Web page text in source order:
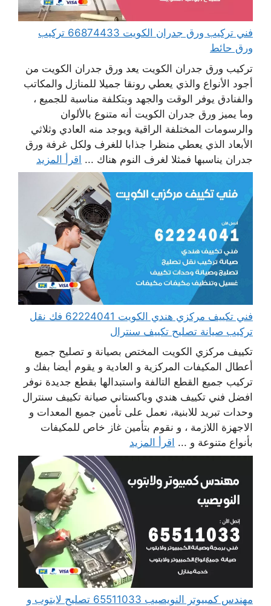
فني تركيب ورق جدران الكويت 66874433 تركيب
ورق حائط
تركيب ورق جدران الكويت يعد ورق جدران الكويت من
أجود الأنواع والذي يعطي رونقا جميلا للمنازل والمكاتب
والفنادق يوفر الوقت والجهد وبتكلفة مناسبة للجميع ،
وما يميز ورق جدران الكويت أنه متنوع بالألوان
والرسومات المختلفة الراقية ويوجد منه العادي وثلاثي
الأبعاد الذي يعطي منظرا جذابا للغرف ولكل غرفة ورق
جدران يناسبها فمثلا لغرف النوم هناك ... اقرأ المزيد
فني تكييف مركزي هندي الكويت 62224041 فك نقل
تركيب صيانة تصليح تكييف سنترال
تكييف مركزي الكويت المختص بصيانة و تصليح جميع
أعطال المكيفات المركزية و العادية و يقوم أيضا بفك و
تركيب جميع القطع التالفة واستبدالها بقطع جديدة نوفر
افضل فني تكييف هندي وباكستاني صيانة تكييف سنترال
وحدات تبريد للابنية، نعمل على تأمين جميع المعدات و
الاجهزة اللازمة ، و نقوم بتأمين غاز خاص للمكيفات
بأنواع متنوعة و ... اقرأ المزيد
مهندس كمبيوتر النويصيب 65511033 تصليح لابتوب و